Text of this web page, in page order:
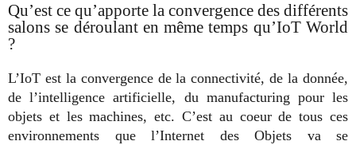
Qu’est ce qu’apporte la convergence des différents
salons se déroulant en même temps qu’IoT World
?
L’IoT est la convergence de la connectivité, de la donnée,
de l’intelligence artificielle, du manufacturing pour les
objets et les machines, etc. C’est au coeur de tous ces
environnements que l’Internet des Objets va se